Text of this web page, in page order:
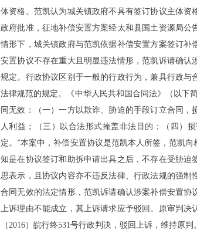
体资格。范凯认为城关镇政府不具有签订协议主体
政府批准，征地补偿安置方案经太和县国土资源局
情形下，城关镇政府与范凯依据补偿安置方案签订
安置协议不存在重大且明显违法情形，范凯诉请确
规定。行政协议区别于一般的行政行为，兼具行政
法律规范的规定。《中华人民共和国合同法》（以下
同无效：（一）一方以欺诈、胁迫的手段订立合同
人利益；（三）以合法形式掩盖非法目的；（四）
定。”本案中，补偿安置协议是范凯本人所签，范凯
知是在协议签订和助拆申请出具之后，不存在受胁
思表示，且协议内容亦不违反法律、行政法规的强
合同无效的法定情形，范凯诉请确认涉案补偿安置
上诉理由不能成立，其上诉请求应予驳回。原审判
（2016）皖行终531号行政判决，驳回上诉，维持原判。